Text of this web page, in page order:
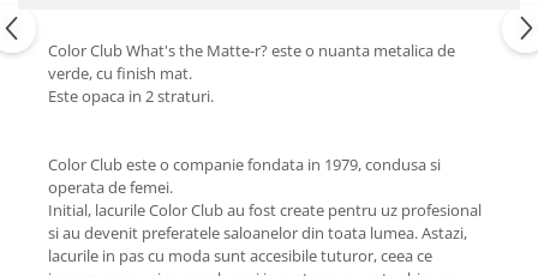
Color Club What's the Matte-r? este o nuanta metalica de
verde, cu finish mat.
Este opaca in 2 straturi.
Color Club este o companie fondata in 1979, condusa si
operata de femei.
Initial, lacurile Color Club au fost create pentru uz profesional
si au devenit preferatele saloanelor din toata lumea. Astazi,
lacurile in pas cu moda sunt accesibile tuturor, ceea ce